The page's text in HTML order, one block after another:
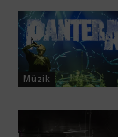
Müzik